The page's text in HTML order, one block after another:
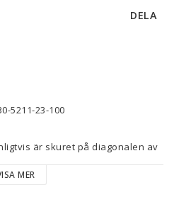
DELA
5211-23-100
är skuret på diagonalen av
utmärkt att kanta med.
MER